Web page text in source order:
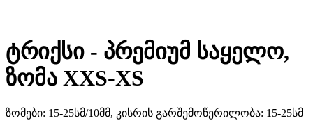
ტრიქსი - პრემიუმ საყელო,
ზომა XXS-XS
ზომები: 15-25სმ/10მმ, კისრის გარშემოწერილობა: 15-25სმ